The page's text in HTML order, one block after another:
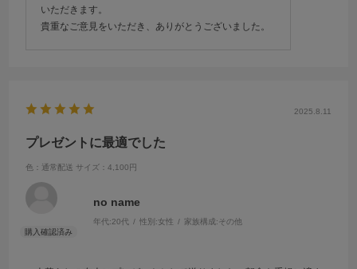
いただきます。
貴重なご意見をいただき、ありがとうございました。
2025.8.11
プレゼントに最適でした
色：通常配送 サイズ：4,100円
no name
年代:20代 性別:女性 家族構成: その他